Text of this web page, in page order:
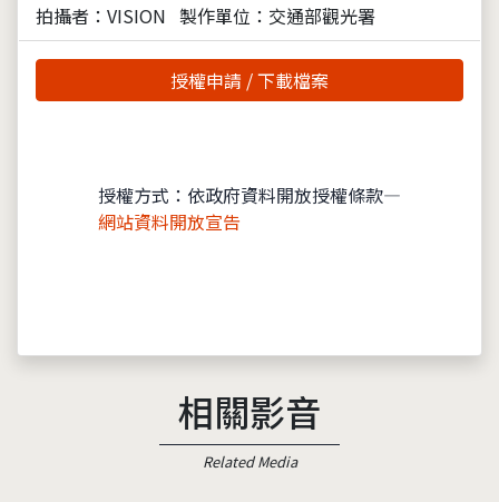
拍攝者：VISION 製作單位：交通部觀光署
授權申請 / 下載檔案
授權方式：依政府資料開放授權條款—
網站資料開放宣告
相關影音
Related Media